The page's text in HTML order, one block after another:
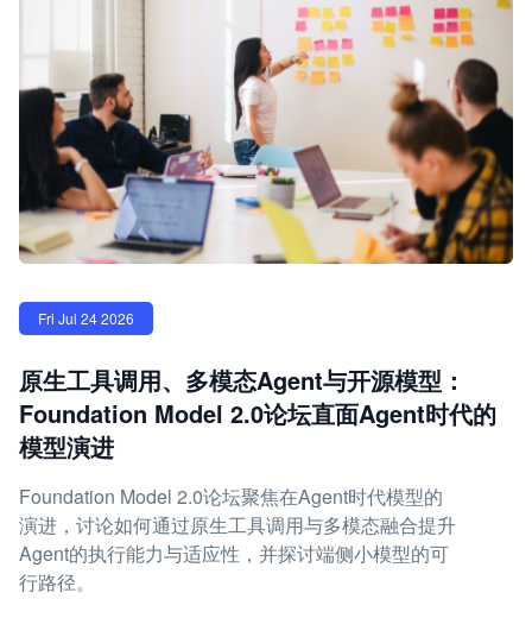
Fri Jul 24 2026
原生工具调用、多模态Agent与开源模型：
Foundation Model 2.0论坛直面Agent时代的
模型演进
Foundation Model 2.0论坛聚焦在Agent时代模型的
演进，讨论如何通过原生工具调用与多模态融合提升
Agent的执行能力与适应性，并探讨端侧小模型的可
行路径。